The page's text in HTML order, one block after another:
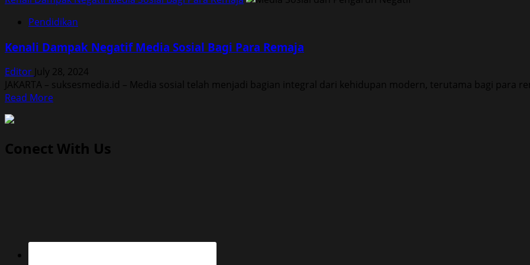
Pendidikan
Kenali Dampak Negatif Media Sosial Bagi Para Remaja
Editor July 28, 2024
JAKARTA – suksesmedia.id – Media sosial telah menjadi bagian integral dari kehidupan modern, terutama bagi para
Read MoreRead
Dampak
Conect With Us